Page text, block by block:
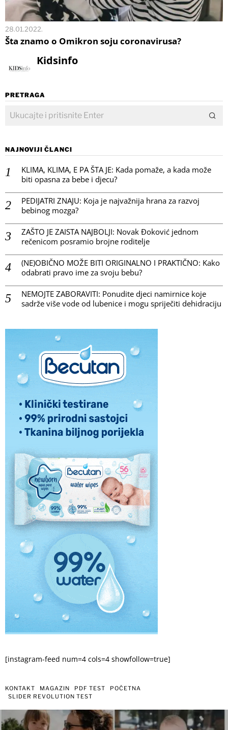
28.01.2022.
Šta znamo o Omikron soju coronavirusa?
Kidsinfo
PRETRAGA
NAJNOVIJI ČLANCI
KLIMA, KLIMA, E PA ŠTA JE: Kada pomaže, a kada može
biti opasna za bebe i djecu?
PEDIJATRI ZNAJU: Koja je najvažnija hrana za razvoj
bebinog mozga?
ZAŠTO JE ZAISTA NAJBOLJI: Novak Đoković jednom
rečenicom posramio brojne roditelje
(NE)OBIČNO MOŽE BITI ORIGINALNO I PRAKTIČNO: Kako
odabrati pravo ime za svoju bebu?
NEMOJTE ZABORAVITI: Ponudite djeci namirnice koje
sadrže više vode od lubenice i mogu spriječiti dehidraciju
[instagram-feed num=4 cols=4 showfollow=true]
KONTAKT MAGAZIN PDF TEST
POČETNA
SLIDER REVOLUTION TEST